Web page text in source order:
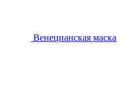
Венецианская маска